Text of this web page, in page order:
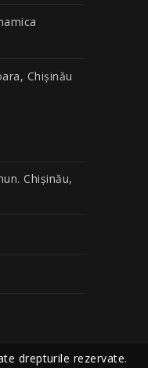
Chișinău
Chişinău,
drepturile rezervate.